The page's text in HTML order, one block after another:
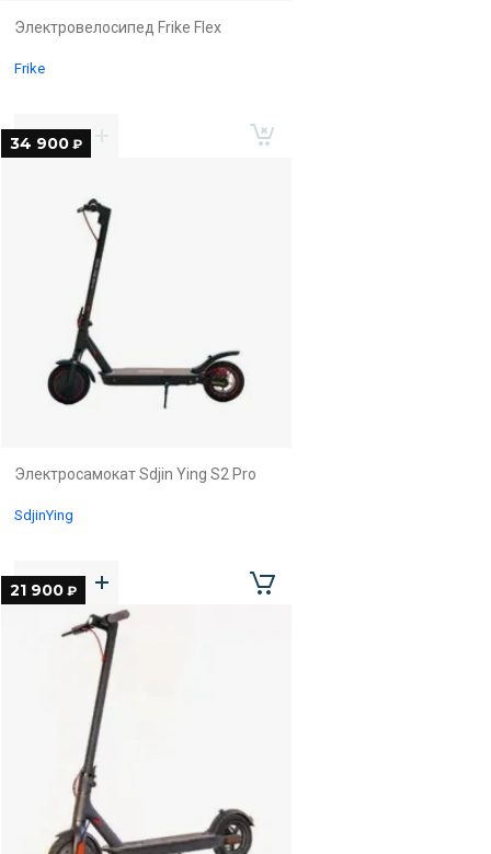
Электровелосипед Frike Flex
Frike
34 900 ₽
Электросамокат Sdjin Ying S2 Pro
SdjinYing
21 900 ₽